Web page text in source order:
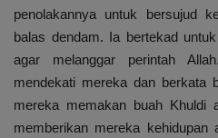
penolakannya untuk bersujud
balas dendam. Ia bertekad
agar melanggar perintah
mendekati mereka dan berkata
mereka memakan buah Khuldi
memberikan mereka kehidupan